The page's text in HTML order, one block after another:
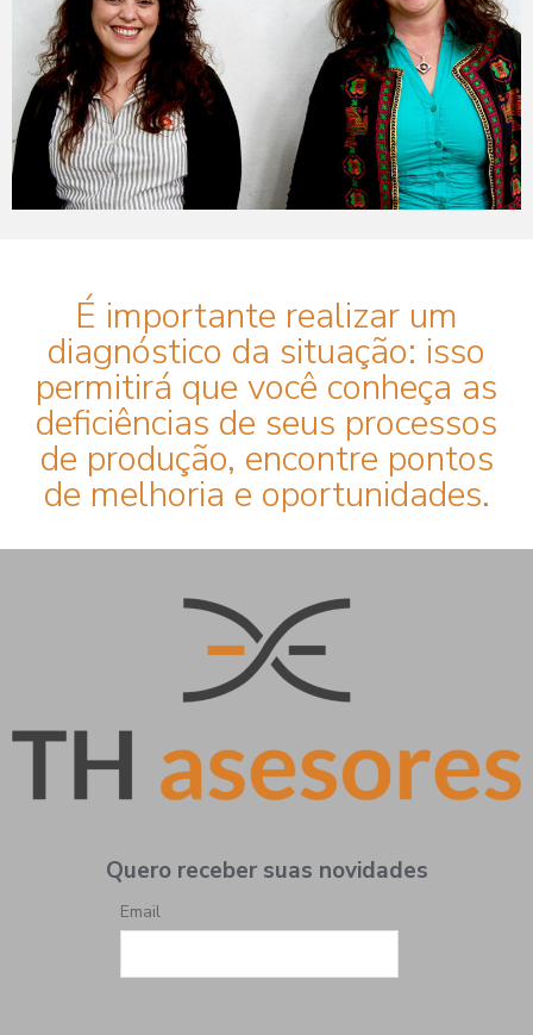
É importante realizar um
diagnóstico da situação: isso
permitirá que você conheça as
deficiências de seus processos
de produção, encontre pontos
de melhoria e oportunidades.
Quero receber suas novidades
Email